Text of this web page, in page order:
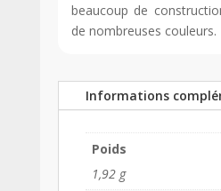
beaucoup de
de nombreuses couleurs.
Informations
Poids
1,92 g